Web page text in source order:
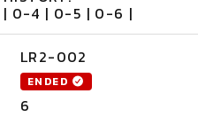
0-4 | 0-5 | 0-6 |
LR2-002
ENDED
6